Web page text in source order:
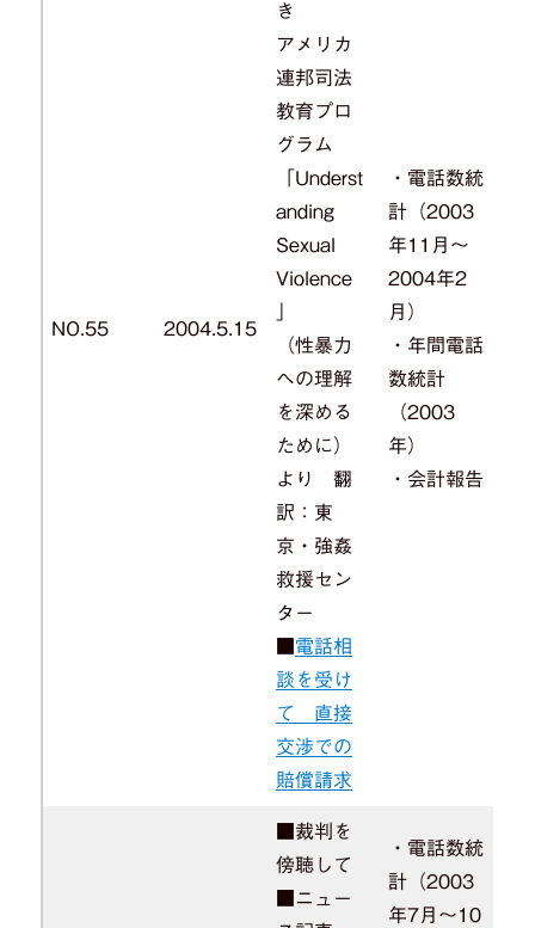
NO.55 2004.5.15
き
アメリカ
連邦司法
教育プロ
グラム
「Underst
anding
Sexual
Violence
（性暴力
への理解
を深める
ために）
より 翻
訳：東
京・強姦
救援セン
ター
電話相
談を受け
て 直接
交渉での
賠償請求
・電話数統
計（2003
年11月～
2004年2
月）
・年間電話
数統計
（2003
年）
・会計報告
■裁判を
傍聴して
■ニュー
・電話数統
計（2003
年7月～10